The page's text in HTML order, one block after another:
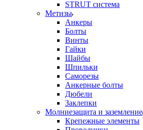
STRUT система
Метизы
Анкеры
Болты
Винты
Гайки
Шайбы
Шпильки
Саморезы
Анкерные болты
Дюбели
Заклепки
Молниезащита и заземление
Крепежные элементы